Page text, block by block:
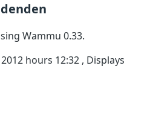
Wammu 0.33.
hours 12:32 , Displays